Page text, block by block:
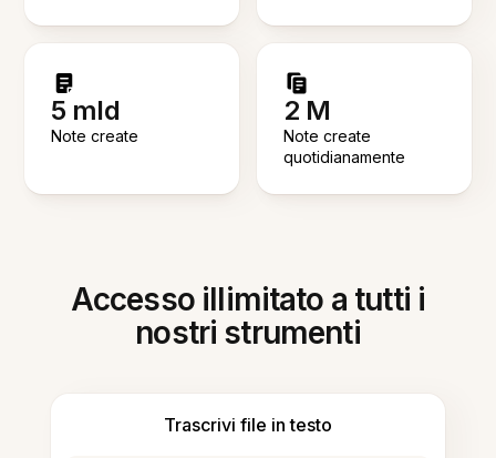
5 mld
Note create
2 M
Note create
quotidianamente
Accesso illimitato a tutti i
nostri strumenti
Trascrivi file in testo